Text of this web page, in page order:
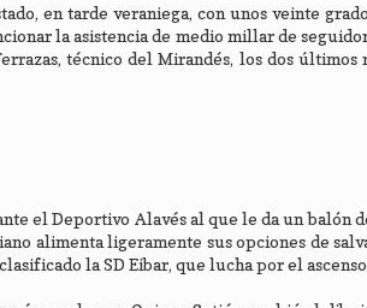
en tarde veraniega, con unos veinte
la asistencia de medio millar de
técnico del Mirandés, los dos últimos
el Deportivo Alavés al que le da un balón
alimenta ligeramente sus opciones de
la SD Eibar, que lucha por el